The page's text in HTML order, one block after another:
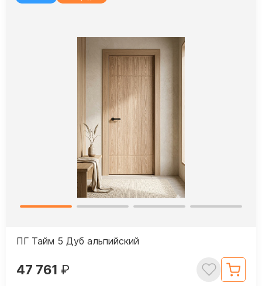
ПГ Тайм 5 Дуб альпийский
47 761 ₽